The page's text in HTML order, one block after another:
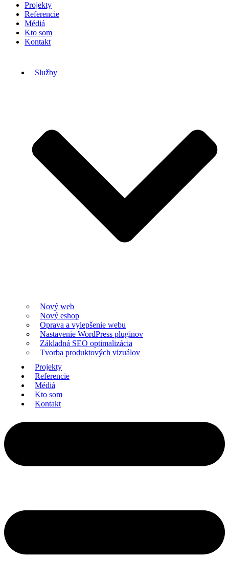
Projekty
Referencie
Médiá
Kto som
Kontakt
Služby
Nový web
Nový eshop
Oprava a vylepšenie webu
Nastavenie WordPress pluginov
Základná SEO optimalizácia
Tvorba produktových vizuálov
Projekty
Referencie
Médiá
Kto som
Kontakt